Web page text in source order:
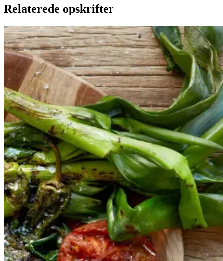
Relaterede opskrifter
CatalanskCatalansk
bønnesalatbønnesala
t medmed
grilledegrillede
grøntsagergrøntsage
r ogog salbitxada-
saucesalbitxada-
sauce
Gem opskrift
Vegansk
Vegetarisk